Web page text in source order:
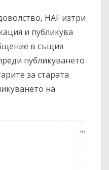
HAF изтри
и публикува
в същия
публикуването
за старата
на